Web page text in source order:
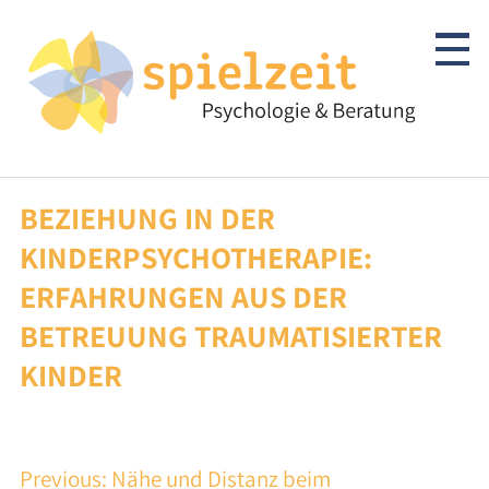
content
Kinder & Jugendliche
Psychotherapie
Abklärung/Diagnostik
Beratung
BEZIEHUNG IN DER
KINDERPSYCHOTHERAPIE:
ERFAHRUNGEN AUS DER
BETREUUNG TRAUMATISIERTER
KINDER
BEITRAGSNAVIGATION
Previous: Nähe und Distanz beim